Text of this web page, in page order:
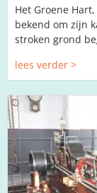
Het Groene
bekend om zijn
stroken grond
lees verder >